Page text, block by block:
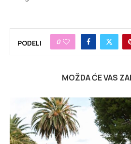
PODELI 0
MOŽDA ĆE VAS